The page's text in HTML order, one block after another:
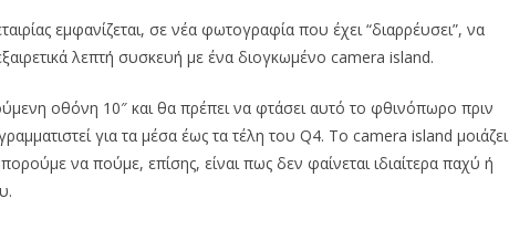
εμφανίζεται, σε νέα φωτογραφία που έχει “διαρρέυσει”, να
λεπτή συσκευή με ένα διογκωμένο camera island.
οθόνη 10″ και θα πρέπει να φτάσει αυτό το φθινόπωρο πριν
για τα μέσα έως τα τέλη του Q4. Το camera island μοιάζει
να πούμε, επίσης, είναι πως δεν φαίνεται ιδιαίτερα παχύ ή